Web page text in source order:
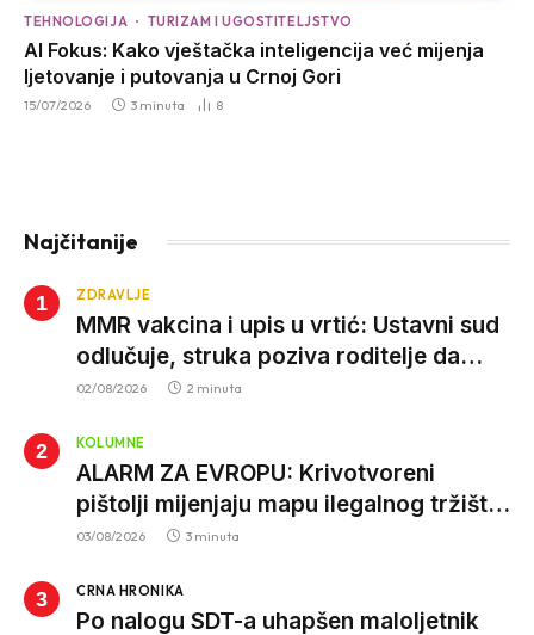
TEHNOLOGIJA TURIZAM I UGOSTITELJSTVO
AI Fokus: Kako vještačka inteligencija već mijenja
ljetovanje i putovanja u Crnoj Gori
15/07/2026 3 minuta 8
Najčitanije
ZDRAVLJE
MMR vakcina i upis u vrtić: Ustavni sud
odlučuje, struka poziva roditelje da
vjeruju nauci
02/08/2026 2 minuta
KOLUMNE
ALARM ZA EVROPU: Krivotvoreni
pištolji mijenjaju mapu ilegalnog tržišta,
istrage ukazuju na proizvodnju van EU
03/08/2026 3 minuta
CRNA HRONIKA
Po nalogu SDT-a uhapšen maloljetnik